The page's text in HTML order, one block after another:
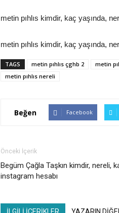
metin pıhlıs kimdir, kaç yaşında,
metin pıhlıs kimdir, kaç yaşında,
TAGS metin pıhlıs çghb 2 metin
metin pıhlıs nereli
Beğen Facebook
Önceki İçerik
Begüm Çağla Taşkın kimdir, nereli,
instagram hesabı